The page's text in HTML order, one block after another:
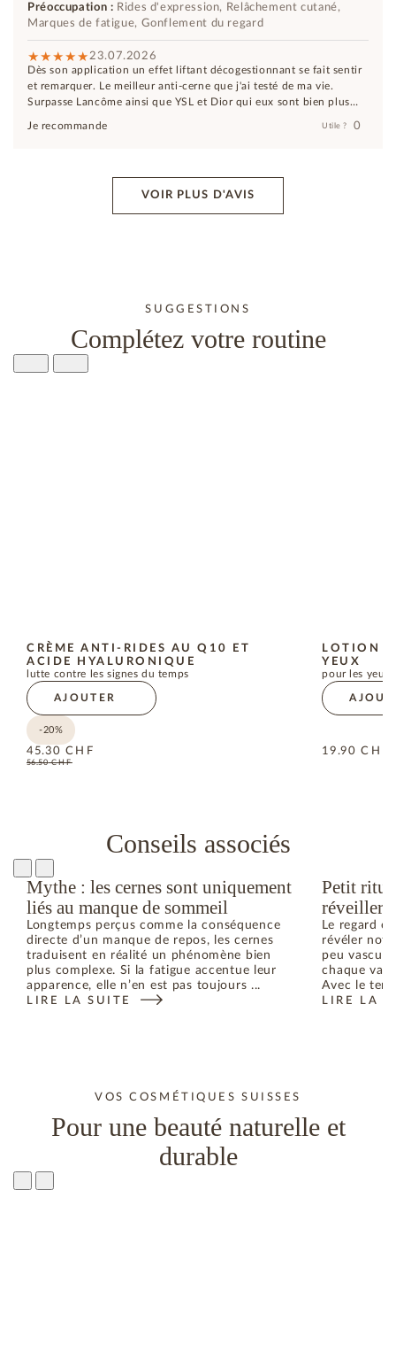
Préoccupation : Rides d'expression, Relâchement cutané,
Marques de fatigue, Gonflement du regard
23.07.2026
Dès son application un effet liftant décogestionnant se fait sentir
et remarquer. Le meilleur anti-cerne que j'ai testé de ma vie.
Surpasse Lancôme ainsi que YSL et Dior qui eux sont bien plus
Je recommande Utile ? 0
VOIR PLUS D'AVIS
SUGGESTIONS
Complétez votre routine
CRÈME ANTI-RIDES AU Q10 ET
ACIDE HYALURONIQUE
lutte contre les signes du temps
AJOUTER
-20%
45.30 CHF
56.50CHF
LOTION
YEUX
pour les yeux
19.90 CHF
Conseils associés
Mythe : les cernes sont uniquement
liés au manque de sommeil
Longtemps perçus comme la conséquence
directe d’un manque de repos, les cernes
traduisent en réalité un phénomène bien
plus complexe. Si la fatigue accentue leur
apparence, elle n’en est pas toujours ...
LIRE LA SUITE
Petit
réveiller
Le regard
révéler
peu
chaque
Avec le
LIRE LA
VOS COSMÉTIQUES SUISSES
Pour une beauté naturelle et
durable